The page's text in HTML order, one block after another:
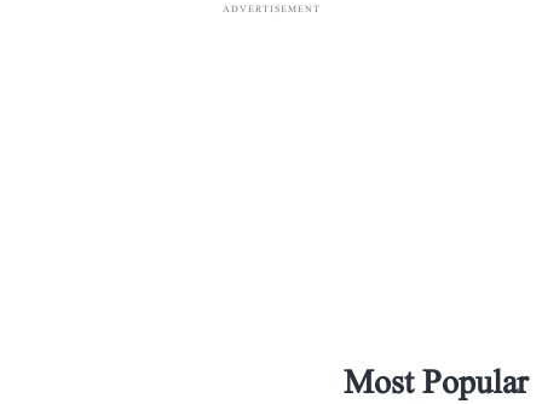
ADVERTISEMENT
Most Popular